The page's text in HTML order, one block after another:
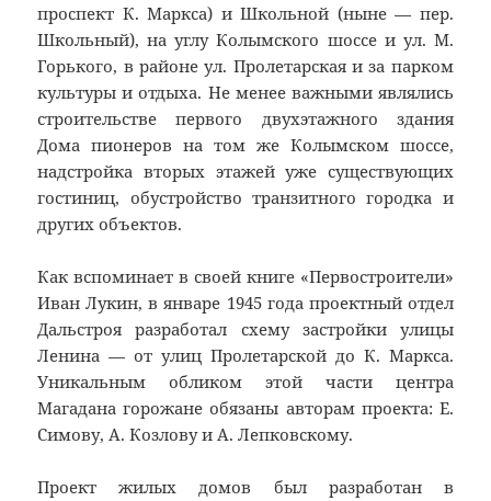
проспект К. Маркса) и Школьной (ныне — пер.
Школьный), на углу Колымского шоссе и ул. М.
Горького, в районе ул. Пролетарская и за парком
культуры и отдыха. Не менее важными являлись
строительстве первого двухэтажного здания
Дома пионеров на том же Колымском шоссе,
надстройка вторых этажей уже существующих
гостиниц, обустройство транзитного городка и
других объектов.
Как вспоминает в своей книге «Первостроители»
Иван Лукин, в январе 1945 года проектный отдел
Дальстроя разработал схему застройки улицы
Ленина — от улиц Пролетарской до К. Маркса.
Уникальным обликом этой части центра
Магадана горожане обязаны авторам проекта: Е.
Симову, А. Козлову и А. Лепковскому.
Проект жилых домов был разработан в